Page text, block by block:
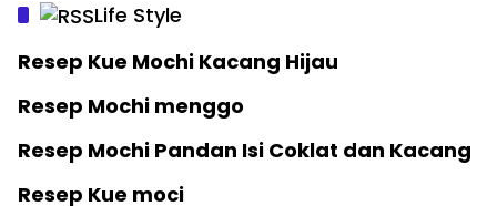
Life Style
Resep Kue Mochi Kacang Hijau
Resep Mochi menggo
Resep Mochi Pandan Isi Coklat dan Kacang
Resep Kue moci